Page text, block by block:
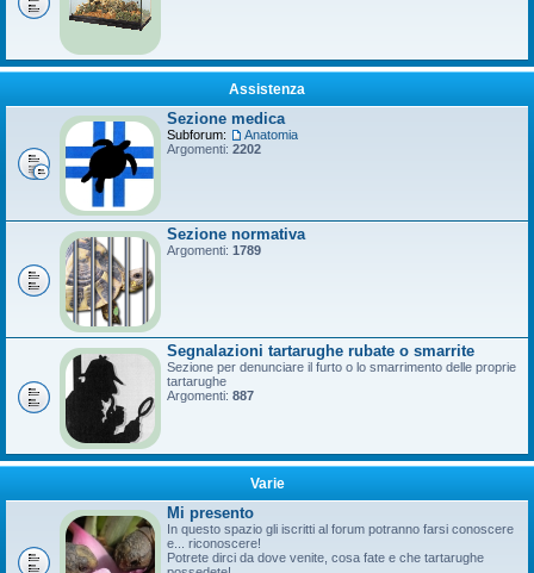
Assistenza
Sezione medica
Subforum:
Anatomia
Argomenti: 2202
Sezione normativa
Argomenti: 1789
Segnalazioni tartarughe rubate o smarrite
Sezione per denunciare il furto o lo smarrimento delle proprie
tartarughe
Argomenti: 887
Varie
Mi presento
In questo spazio gli iscritti al forum potranno farsi conoscere
e... riconoscere!
Potrete dirci da dove venite, cosa fate e che tartarughe